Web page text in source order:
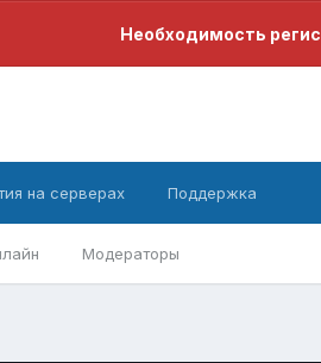
Необходимость
Модераторы
на серверах Поддержка